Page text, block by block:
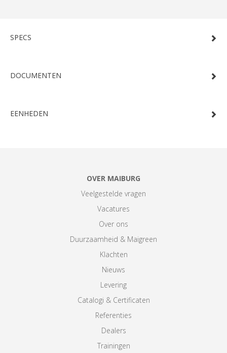
SPECS
DOCUMENTEN
EENHEDEN
OVER MAIBURG
Veelgestelde vragen
Vacatures
Over ons
Duurzaamheid & Maigreen
Klachten
Nieuws
Levering
Catalogi & Certificaten
Referenties
Dealers
Trainingen